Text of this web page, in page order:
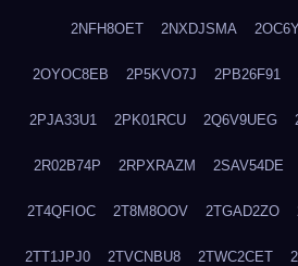
2NFH8OET 2NXDJSMA
2OYOC8EB 2P5KVO7J 2PB26F91
2PJA33U1 2PK01RCU 2Q6V9UEG
2R02B74P 2RPXRAZM 2SAV54DE
2T4QFIOC 2T8M8OOV 2TGAD2ZO
2TT1JPJ0 2TVCNBU8 2TWC2CET